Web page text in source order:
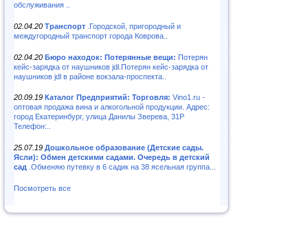
обслуживания ..
02.04.20 Транспорт .Городской, пригородный и
междугородный транспорт города Коврова..
02.04.20 Бюро находок: Потерянные вещи: Потерян
кейс-зарядка от наушников jdl.Потерян кейс-зарядка от
наушников jdl в районе вокзала-проспекта..
20.09.19 Каталог Предприятий: Торговля: Vino1.ru -
оптовая продажа вина и алкогольной продукции. Адрес:
город Екатеринбург, улица Данилы Зверева, 31Р
Телефон:..
25.07.19 Дошкольное образование (Детские сады.
Ясли): Обмен детскими садами. Очередь в детский
сад .Обменяю путевку в 6 садик на 38 ясельная группа...
Посмотреть все